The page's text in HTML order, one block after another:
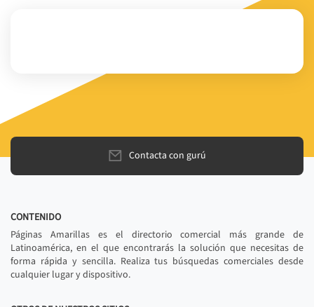
Contacta con gurú
CONTENIDO
Páginas Amarillas es el directorio comercial más grande de
Latinoamérica, en el que encontrarás la solución que necesitas de
forma rápida y sencilla. Realiza tus búsquedas comerciales desde
cualquier lugar y dispositivo.